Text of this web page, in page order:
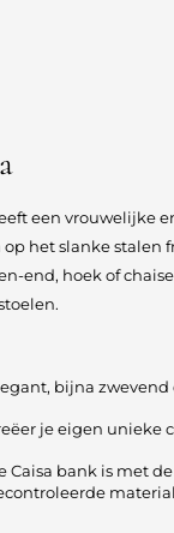
een vrouwelijke
op het slanke stalen
end, hoek of
bijna
je eigen unieke
Caisa bank is met